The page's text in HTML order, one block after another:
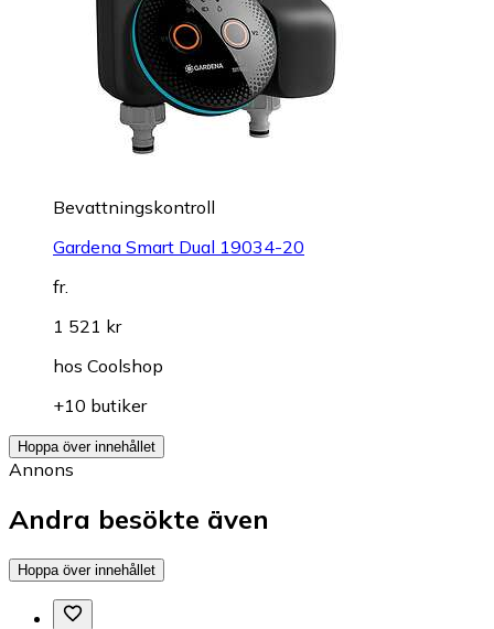
Bevattningskontroll
Gardena Smart Dual 19034-20
fr.
1 521 kr
hos Coolshop
+10 butiker
Hoppa över innehållet
Annons
Andra besökte även
Hoppa över innehållet